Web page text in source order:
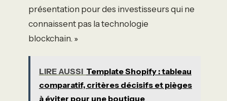
présentation pour des investisseurs qui ne
connaissent pas la technologie
blockchain. »
LIRE AUSSI Template Shopify : tableau
comparatif, critères décisifs et pièges
à éviter pour une boutique